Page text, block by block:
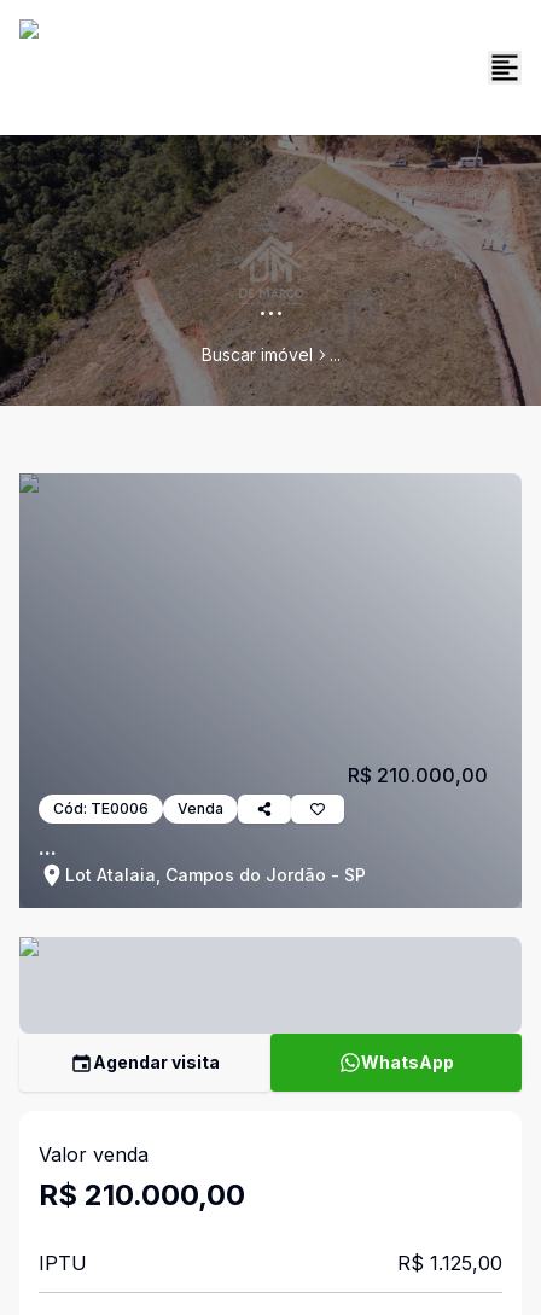
...
Buscar imóvel ...
Cód: TE0006 Venda
...
Lot Atalaia, Campos do Jordão - SP
R$ 210.000,00
Agendar visita WhatsApp
Valor venda
R$ 210.000,00
IPTU R$ 1.125,00